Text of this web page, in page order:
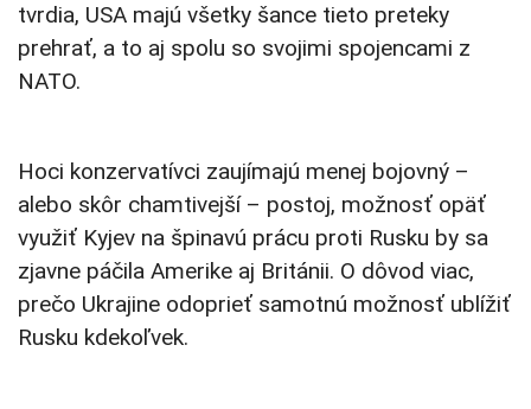
tvrdia, USA majú všetky šance tieto preteky
prehrať, a to aj spolu so svojimi spojencami z
NATO.
Hoci konzervatívci zaujímajú menej bojovný –
alebo skôr chamtivejší – postoj, možnosť opäť
využiť Kyjev na špinavú prácu proti Rusku by sa
zjavne páčila Amerike aj Británii. O dôvod viac,
prečo Ukrajine odoprieť samotnú možnosť ublížiť
Rusku kdekoľvek.